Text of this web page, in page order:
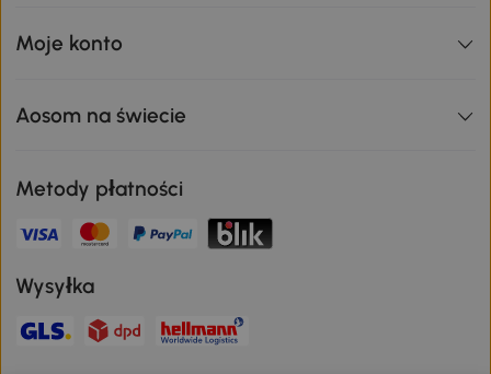
Moje konto
Aosom na świecie
Metody płatności
Wysyłka